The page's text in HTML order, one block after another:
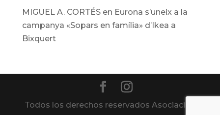
MIGUEL A. CORTÉSen Eurona s’uneix a la
campanya «Sopars en família» d’Ikea ​​a
Bixquert
Todos los derechos reservados Asociación